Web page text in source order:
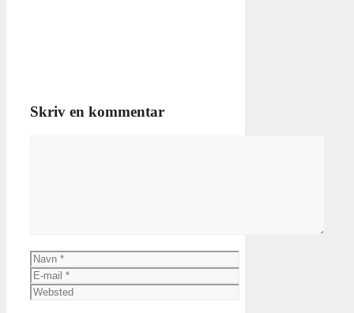
Skriv en kommentar
Navn
E-
mail
Websted